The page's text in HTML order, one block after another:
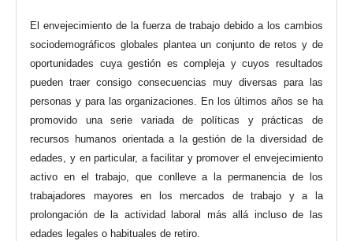
El envejecimiento de la fuerza de trabajo debido a los cambios
sociodemográficos globales plantea un conjunto de retos y de
oportunidades cuya gestión es compleja y cuyos resultados
pueden traer consigo consecuencias muy diversas para las
personas y para las organizaciones. En los últimos años se ha
promovido una serie variada de políticas y prácticas de
recursos humanos orientada a la gestión de la diversidad de
edades, y en particular, a facilitar y promover el envejecimiento
activo en el trabajo, que conlleve a la permanencia de los
trabajadores mayores en los mercados de trabajo y a la
prolongación de la actividad laboral más allá incluso de las
edades legales o habituales de retiro.